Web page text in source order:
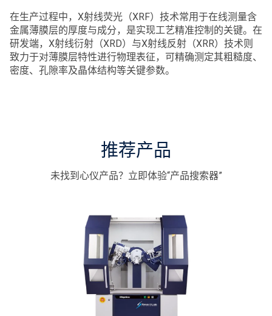
在生产过程中，X射线荧光（XRF）技术常用于在线测量含
金属薄膜层的厚度与成分，是实现工艺精准控制的关键。在
研发端，X射线衍射（XRD）与X射线反射（XRR）技术则
致力于对薄膜层特性进行物理表征，可精确测定其粗糙度、
密度、孔隙率及晶体结构等关键参数。
推荐产品
未找到心仪产品？立即体验“产品搜索器”